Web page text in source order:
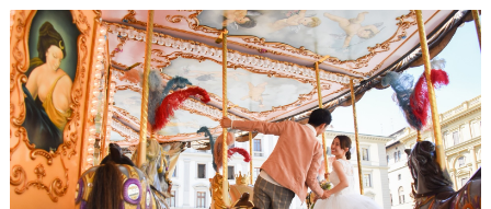
ン
グ
フ
ォ
ト